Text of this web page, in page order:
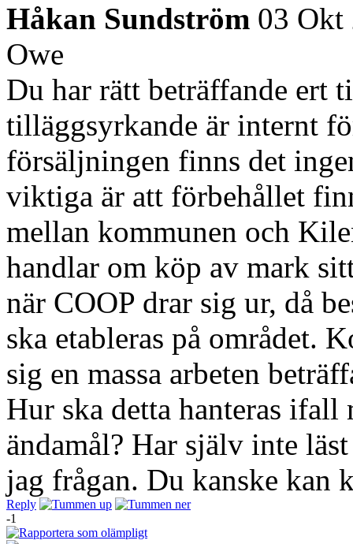
Håkan Sundström 03 Okt
Owe
Du har rätt beträffande ert
tilläggsyrkande är internt
försäljningen finns det
viktiga är att förbehållet
mellan kommunen och
handlar om köp av mark
när COOP drar sig ur, då
ska etableras på området.
sig en massa arbeten
Hur ska detta hanteras
ändamål? Har själv inte
jag frågan. Du kanske kan
Reply
-1